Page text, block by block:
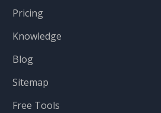
Pricing
Knowledge
Blog
Sitemap
Free Tools